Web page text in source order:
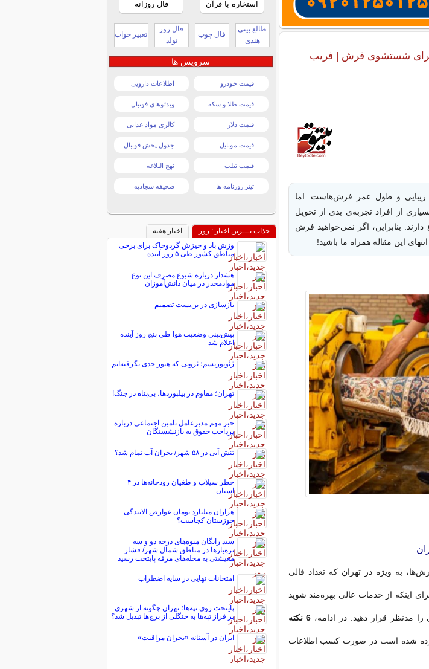
برای شستشوی فرش | فریب
و طول عمر فرش‌هاست. اما
از افراد تجربه‌ی بدی از تحویل
بنابراین، اگر نمی‌خواهید فرش
این مقاله همراه ما باشید!
به ویژه در تهران که تعداد قالی
اینکه از خدمات عالی بهره‌مند شوید
مدنظر قرار دهید. در ادامه، 6 نکته
شده است در صورت کسب اطلاعات
استخاره با قرآن فال روزانه
طالع بینی
هندی
فال چوب
فال روز
تولد
تعبیر خواب
سرویس ها
قیمت خودرو اطلاعات دارویی
قیمت طلا و سکه ویدئوهای فوتبال
قیمت دلار کالری مواد غذایی
قیمت موبایل جدول پخش فوتبال
قیمت تبلت نهج البلاغه
تیتر روزنامه ها صحیفه سجادیه
جذاب تـــرین اخبار : روز
اخبار هفته
وزش باد و خیزش گردوخاک برای برخی
مناطق کشور طی ۵ روز آینده
هشدار درباره شیوع مصرف این نوع
موادمخدر در میان دانش‌آموزان
بازسازی در بن‌بست تصمیم
پیش‌بینی وضعیت هوا طی پنج روز آینده
اعلام شد
ژئوتوریسم؛ ثروتی که هنوز جدی نگرفته‌ایم
تهران؛ مقاوم در بیلبوردها، بی‌پناه در جنگ!
خبر مهم مدیرعامل تامین اجتماعی درباره
پرداخت حقوق به بازنشستگان
تنش آبی در ۵۸ شهر/ بحران آب تمام شد؟
خطر سیلاب و طغیان رودخانه‌ها در ۴
استان
هزاران میلیارد تومان عوارض آلایندگی
خوزستان کجاست؟
سبد رایگان میوه‌های درجه دو و سه
تره‌بارها در مناطق شمال شهر/ فشار
معیشتی به محله‌های مرفه پایتخت رسید
امتحانات نهایی در سایه اضطراب
پایتخت روی تپه‌ها؛ تهران چگونه از شهری
بر فراز تپه‌ها به جنگلی از برج‌ها تبدیل شد؟
ایران در آستانه «بحران مراقبت»